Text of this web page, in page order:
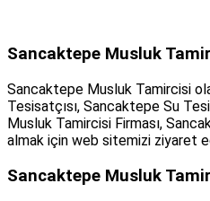
Sancaktepe Musluk
Sancaktepe Musluk Tamircisi
Tesisatçısı, Sancaktepe Su
Musluk Tamircisi Firması,
almak için web sitemizi ziyaret
Sancaktepe Musluk